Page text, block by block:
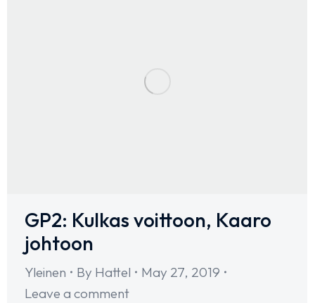
GP2: Kulkas voittoon, Kaaro
johtoon
Yleinen By Hattel
May 27, 2019
Leave a comment